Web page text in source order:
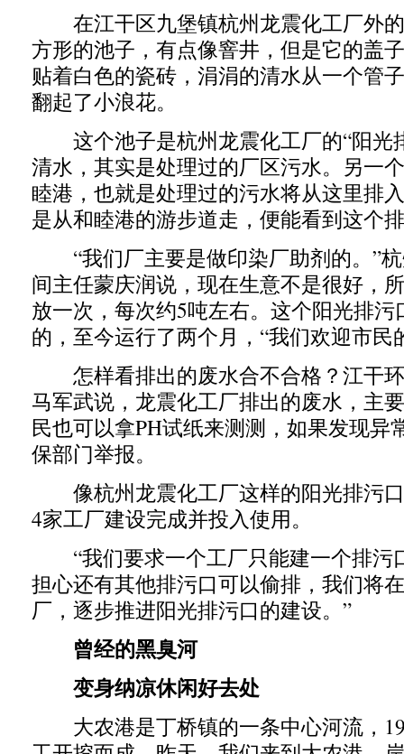
在江干区九堡镇杭州龙震化工厂外
方形的池子，有点像窨井，但是它的盖
贴着白色的瓷砖，涓涓的清水从一个管
翻起了小浪花。
这个池子是杭州龙震化工厂的“阳光
清水，其实是处理过的厂区污水。另一
睦港，也就是处理过的污水将从这里排
是从和睦港的游步道走，便能看到这个
“我们厂主要是做印染厂助剂的。”
间主任蒙庆润说，现在生意不是很好，
放一次，每次约5吨左右。这个阳光排污
的，至今运行了两个月，“我们欢迎市民
怎样看排出的废水合不合格？江干
马军武说，龙震化工厂排出的废水，主
民也可以拿PH试纸来测测，如果发现异
保部门举报。
像杭州龙震化工厂这样的阳光排污
4家工厂建设完成并投入使用。
“我们要求一个工厂只能建一个排污
担心还有其他排污口可以偷排，我们将
厂，逐步推进阳光排污口的建设。”
曾经的黑臭河
变身纳凉休闲好去处
大农港是丁桥镇的一条中心河流，